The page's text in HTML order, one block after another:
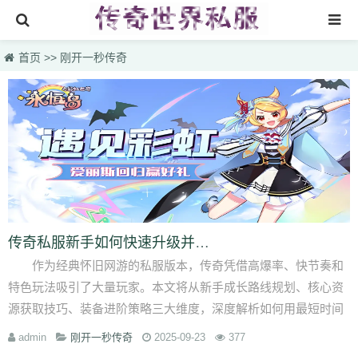
首页
找sf999传奇发布网
传奇搜服
热门私服
新开传奇网站
刚开一秒传奇
新开传奇网站专区
首页 >> 刚开一秒传奇
传奇私服新手如何快速升级并获取极品装备？
作为经典怀旧网游的私服版本，传奇凭借高爆率、快节奏和
特色玩法吸引了大量玩家。本文将从新手成长路线规划、核心资
源获取技巧、装备进阶策略三大维度，深度解析如何用最短时间
突破战力天花板，···
admin 刚开一秒传奇 2025-09-23 377